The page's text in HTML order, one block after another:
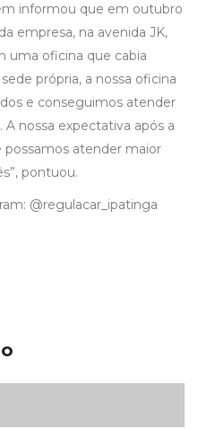
informou que em outubro
empresa, na avenida JK,
uma oficina que cabia
própria, a nossa oficina
e conseguimos atender
nossa expectativa após a
possamos atender maior
pontuou.
@regulacar_ipatinga